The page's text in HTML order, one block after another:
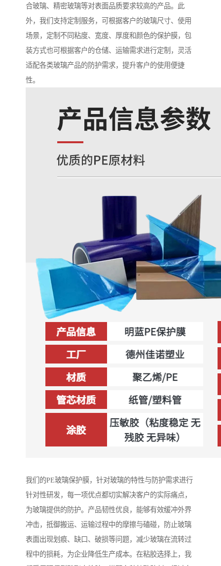
合玻璃、精密玻璃等对表面品质要求较高的产品。此
外，我们支持定制服务，可根据客户的玻璃尺寸、使用
场景，定制不同粘度、宽度、厚度和颜色的保护膜，包
装方式也可根据客户的仓储、运输需求进行定制，灵活
适配各类玻璃产品的防护需求，提升客户的使用便捷
性。
我们的PE玻璃保护膜，针对玻璃的特性与防护需求进行
针对性研发，每一项优点都切实解决客户的实际痛点，
为玻璃提供的防护。产品韧性优良，能够有效缓冲外界
冲击，抵御搬运、运输过程中的摩擦与磕碰，防止玻璃
表面出现划痕、缺口、破损等问题，减少玻璃在流转过
程中的损耗，为企业降低生产成本。在粘胶选择上，我